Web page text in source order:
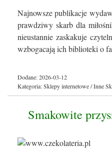
Najnowsze publikacje
prawdziwy skarb dla
nieustannie zaskakuje
wzbogacają ich biblioteki o
Dodane: 2026-03-12
Kategoria: Sklepy internetowe / Inne
Smakowite